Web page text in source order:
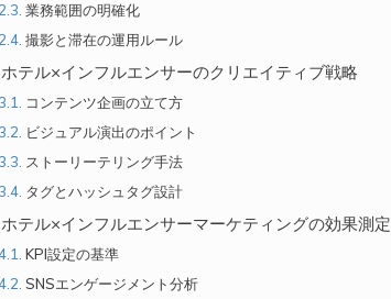
業務範囲の明確化
撮影と滞在の運用ルール
ホテル×インフルエンサーのクリエイティブ戦略
コンテンツ企画の立て方
ビジュアル演出のポイント
ストーリーテリング手法
タグとハッシュタグ設計
ホテル×インフルエンサーマーケティングの効果測定
KPI設定の基準
SNSエンゲージメント分析